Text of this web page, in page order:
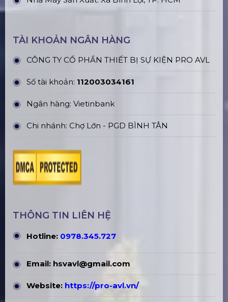
TÀI KHOẢN NGÂN HÀNG
CÔNG TY CỔ PHẦN THIẾT BỊ SỰ KIỆN PRO AVL
Số tài khoản: 112003034161
Ngân hàng: Vietinbank
Chi nhánh: Chợ Lớn - PGD BÌNH TÂN
THÔNG TIN LIÊN HỆ
Hotline: 0978.345.727
Email: hsvavl@gmail.com
Website: https://pro-avl.vn/